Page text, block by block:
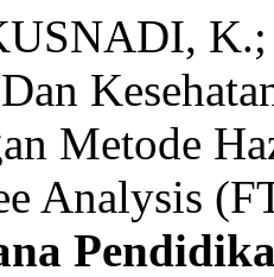
Metode
Analysis